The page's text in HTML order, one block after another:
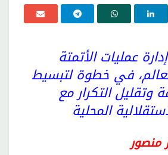
عمليات الأتمتة
،في خطوة لتبسيط
وتقليل التكرار مع
المحلية
منصور